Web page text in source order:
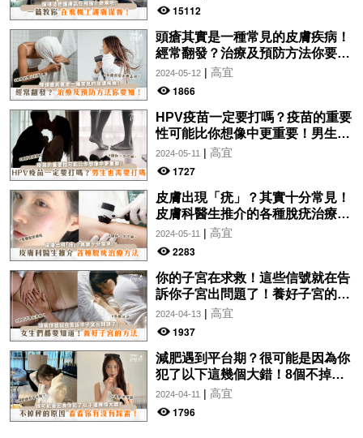
15112
頭瘡其實是一種常見的皮膚疾病！
經常翻發？治療及預防方法你要
知！
2024-05-12| 高宜
1866
HPV疫苗一定要打嗎？疫苗的重要
性可能比你想像中更重要！男生也
需要打嗎？
2024-05-11 | 高宜
1727
皮膚出現「疣」？其實十分常見！
皮膚科醫生推介的各種脫疣治療方
法分析！讓你一文了解~
2024-05-11 | 高宜
2283
你的子宮在求救！這些信號就在告
訴你子宮出問題了！養好子宮的方
法，女生們都要知道！
2024-04-13| 高宜
1937
減肥遇到平台期？很可能是因為你
犯了以下這幾個大錯！8個不掉秤
的原因，看看你有沒有踩雷！
2024-04-11 | 高宜
1796